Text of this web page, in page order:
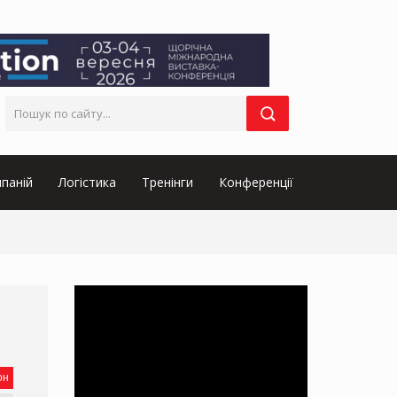
Логістика Тренінги Конференції